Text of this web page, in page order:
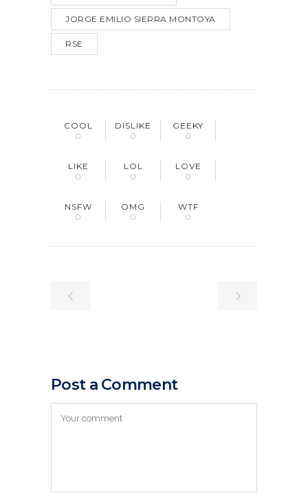
JORGE EMILIO SIERRA MONTOYA
RSE
COOL
0
DISLIKE
0
GEEKY
0
LIKE
0
LOL
0
LOVE
0
NSFW
0
OMG
0
WTF
0
Post a Comment